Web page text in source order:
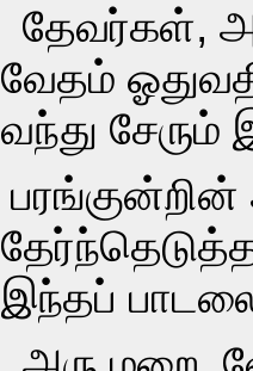
தேவர்கள்,
வேதம்
வந்து சேரும்
இந்தப்